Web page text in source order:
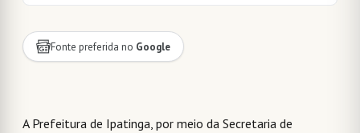
Fonte preferida no Google
A Prefeitura de Ipatinga, por meio da Secretaria de